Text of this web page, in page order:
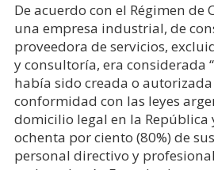
De acuerdo con el Régimen de
una empresa industrial, de
proveedora de servicios,
y consultoría, era considerada
había sido creada o
conformidad con las leyes
domicilio legal en la República
ochenta por ciento (80%) de
personal directivo y